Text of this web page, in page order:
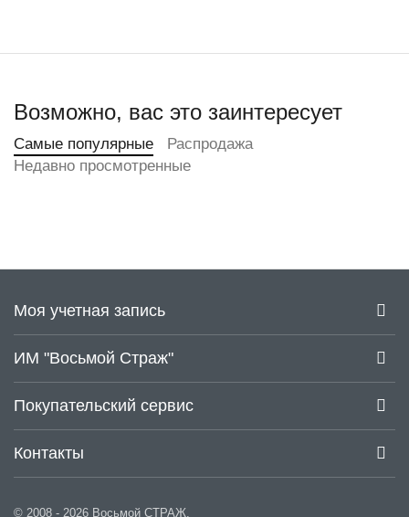
Возможно, вас это заинтересует
Самые популярные
Распродажа
Недавно просмотренные
Моя учетная запись
ИМ "Восьмой Страж"
Покупательский сервис
Контакты
© 2008 - 2026 Восьмой СТРАЖ.